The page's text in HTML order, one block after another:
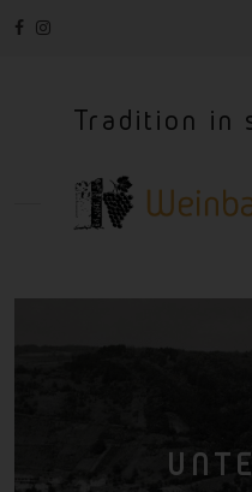
Tradition in